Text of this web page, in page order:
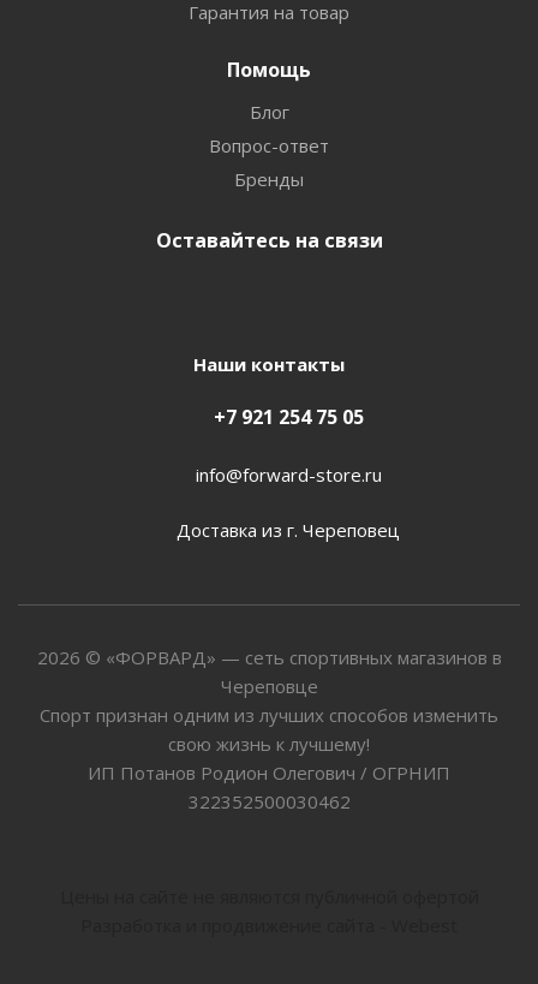
Гарантия на товар
Помощь
Блог
Вопрос-ответ
Бренды
Оставайтесь на связи
Наши контакты
+7 921 254 75 05
info@forward-store.ru
Доставка из г. Череповец
2026 © «ФОРВАРД» — сеть спортивных магазинов в
Череповце
Спорт признан одним из лучших способов изменить
свою жизнь к лучшему!
ИП Потанов Родион Олегович / ОГРНИП
322352500030462